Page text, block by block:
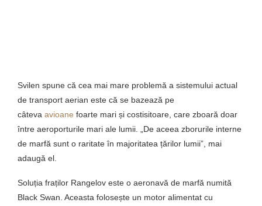
Svilen spune că cea mai mare problemă a sistemului actual
de transport aerian este că se bazează pe
câteva avioane foarte mari și costisitoare, care zboară doar
între aeroporturile mari ale lumii. „De aceea zborurile interne
de marfă sunt o raritate în majoritatea țărilor lumii”, mai
adaugă el.
Soluția fraților Rangelov este o aeronavă de marfă numită
Black Swan. Aceasta folosește un motor alimentat cu